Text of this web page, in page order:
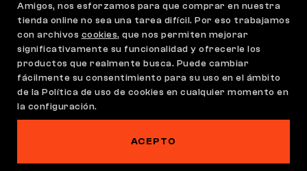
Sudaderas
Reclamaciones y garantía
Condiciones Generales
Política de Reclamaciones
Configuración de cookies
GDPR
España | Español
Amigos, nos esforzamos para que comprar en nuestra
tienda online no sea una tarea difícil. Por eso trabajamos
con archivos cookies, que nos permiten mejorar
significativamente su funcionalidad y ofrecerle los
productos que realmente busca. Puede cambiar
fácilmente su consentimiento para su uso en el ámbito
de la Política de uso de cookies en cualquier momento en
la configuración.
ACEPTO